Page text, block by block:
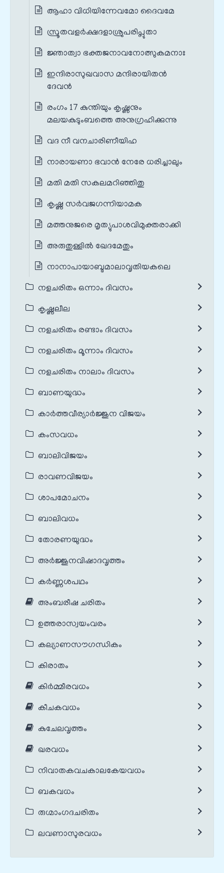
ആഹാ വിധിയിന്നേവമോ ദൈവമേ
സ്രൂതവളർക്ഷദളാശ്രുപരിപ്ലുതാ
ജ്ഞാത്വാ ഭക്തജനാവനോത്സുകമനാഃ
ഇന്ദിരാസുഖവാസ മന്ദിരായിതൻ
ദേവൻ
രംഗം 17 കുന്തിയും കൃഷ്ണനും
മലയകുടുംബത്തെ അനുഗ്രഹിക്കുന്നു
വദ നീ വനചാരിണീയിഹ
നാരായണാ ഭവാൻ നേരേ ധരിച്ചാലും
മതി മതി സകലമറിഞ്ഞിതു
കൃഷ്ണ സർവജഗന്നിയാമക
മത്തനുജരെ മൃത്യുപാശവിമുക്തരാക്കി
അരുതുള്ളിൽ ഖേദമേതും
നാനാപായാബ്ദമാലാവൃതിയകലെ
നളചരിതം ഒന്നാം ദിവസം
കൃഷ്ണലീല
നളചരിതം രണ്ടാം ദിവസം
നളചരിതം മൂന്നാം ദിവസം
നളചരിതം നാലാം ദിവസം
ബാണയുദ്ധം
കാർത്തവീര്യാർജ്ജുന വിജയം
കംസവധം
ബാലിവിജയം
രാവണവിജയം
ശാപമോചനം
ബാലിവധം
തോരണയുദ്ധം
അർജ്ജുനവിഷാദവൃത്തം
കർണ്ണശപഥം
അംബരീഷ ചരിതം
ഉത്തരാസ്വയംവരം
കല്യാണസൗഗന്ധികം
കിരാതം
കിർമ്മീരവധം
കീചകവധം
കുചേലവൃത്തം
ഖരവധം
നിവാതകവചകാലകേയവധം
ബകവധം
രുഗ്മാംഗദചരിതം
ലവണാസുരവധം